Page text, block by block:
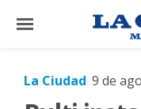
×
La Ciudad 9 de